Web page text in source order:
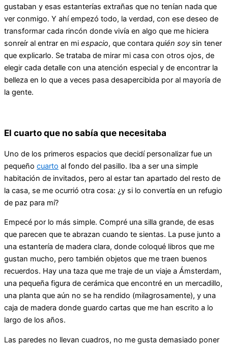
gustaban y esas estanterías extrañas que no tenían nada que
ver conmigo. Y ahí empezó todo, la verdad, con ese deseo de
transformar cada rincón donde vivía en algo que me hiciera
sonreír al entrar en mi espacio, que contara quién soy sin tener
que explicarlo. Se trataba de mirar mi casa con otros ojos, de
elegir cada detalle con una atención especial y de encontrar la
belleza en lo que a veces pasa desapercibida por al mayoría de
la gente.
El cuarto que no sabía que necesitaba
Uno de los primeros espacios que decidí personalizar fue un
pequeño cuarto al fondo del pasillo. Iba a ser una simple
habitación de invitados, pero al estar tan apartado del resto de
la casa, se me ocurrió otra cosa: ¿y si lo convertía en un refugio
de paz para mí?
Empecé por lo más simple. Compré una silla grande, de esas
que parecen que te abrazan cuando te sientas. La puse junto a
una estantería de madera clara, donde coloqué libros que me
gustan mucho, pero también objetos que me traen buenos
recuerdos. Hay una taza que me traje de un viaje a Ámsterdam,
una pequeña figura de cerámica que encontré en un mercadillo,
una planta que aún no se ha rendido (milagrosamente), y una
caja de madera donde guardo cartas que me han escrito a lo
largo de los años.
Las paredes no llevan cuadros, no me gusta demasiado poner